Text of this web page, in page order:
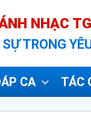
NHẠC
TRONG
CA TÁC